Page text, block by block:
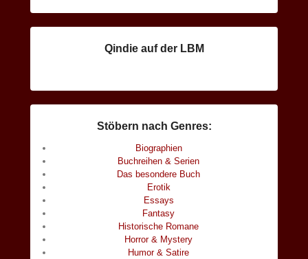
Qindie auf der LBM
Stöbern nach Genres:
Biographien
Buchreihen & Serien
Das besondere Buch
Erotik
Essays
Fantasy
Historische Romane
Horror & Mystery
Humor & Satire